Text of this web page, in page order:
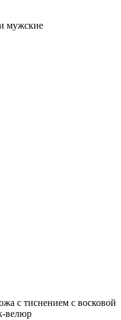
мужские
с тиснением с восковой
велюр